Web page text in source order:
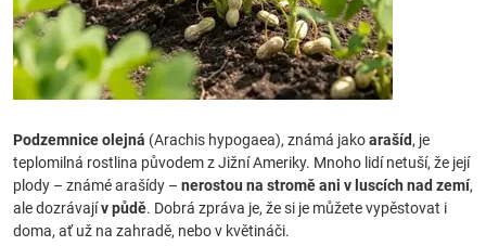
Podzemnice olejná (Arachis hypogaea), známá jakoarašíd, je
teplomilná rostlina původem z Jižní Ameriky. Mnoho lidí netuší, že její
plody – známé arašídy – nerostou na stromě ani v luscích nad zemí,
ale dozrávajív půdě. Dobrá zpráva je, že si je můžete vypěstovat i
doma, ať už na zahradě, nebo v květináči.